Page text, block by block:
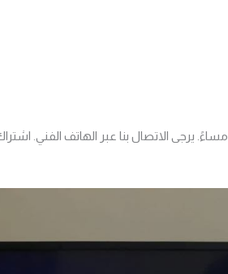
فريق دعم سيرفر فالكون متواجد من الساعة 9 صباحًا حتى 10 مساءً. يرجى الاتصال بنا عبر